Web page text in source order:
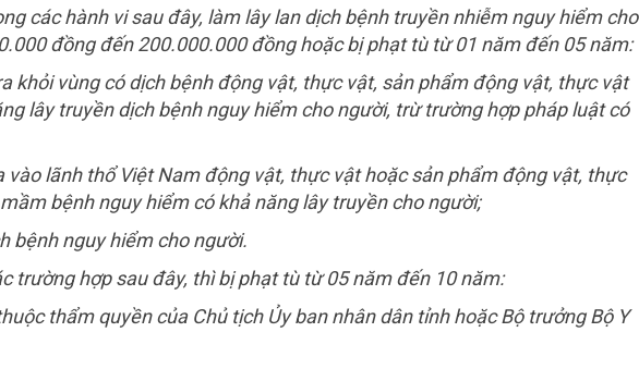
các hành vi sau đây, làm lây lan dịch bệnh truyền nhiễm nguy hiểm cho
đồng đến 200.000.000 đồng hoặc bị phạt tù từ 01 năm đến 05 năm:
khỏi vùng có dịch bệnh động vật, thực vật, sản phẩm động vật, thực vật
lây truyền dịch bệnh nguy hiểm cho người, trừ trường hợp pháp luật có
lãnh thổ Việt Nam động vật, thực vật hoặc sản phẩm động vật, thực
bệnh nguy hiểm có khả năng lây truyền cho người;
bệnh nguy hiểm cho người.
trường hợp sau đây, thì bị phạt tù từ 05 năm đến 10 năm:
thẩm quyền của Chủ tịch Ủy ban nhân dân tỉnh hoặc Bộ trưởng Bộ Y